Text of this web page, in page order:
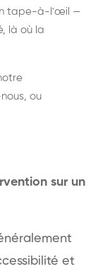
tape-à-l'œil —
là où la
, ou
sur un
et